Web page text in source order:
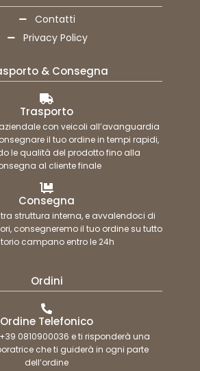
Contatti
Privacy Policy
& Consegna
Trasporto
con veicoli all’avanguardia
il tuo ordine in tempi rapidi,
le qualità del prodotto fino alla
al cliente finale
Consegna
struttura interna, e avvalendoci di
consegneremo il tuo ordine su tutto
campano entro le 24h
Ordini
Ordine Telefonico
0810900036 e ti risponderà una
che ti guiderà in ogni parte
dell’ordine